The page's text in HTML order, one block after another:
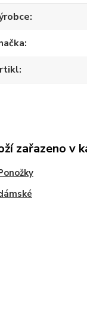
zařazeno v